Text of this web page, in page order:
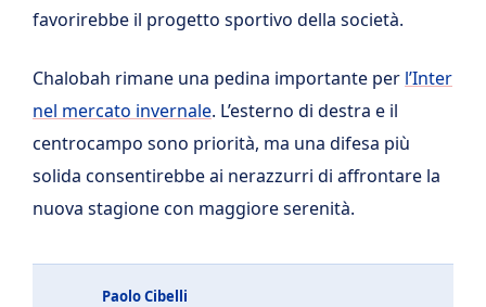
favorirebbe il progetto sportivo della società.
Chalobah rimane una pedina importante per l’Inter
nel mercato invernale. L’esterno di destra e il
centrocampo sono priorità, ma una difesa più
solida consentirebbe ai nerazzurri di affrontare la
nuova stagione con maggiore serenità.
Paolo Cibelli